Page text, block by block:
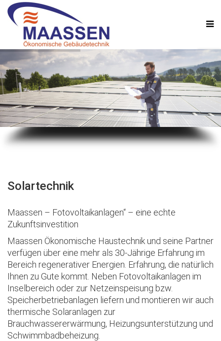
Solartechnik
Maassen – Fotovoltaikanlagen“ – eine echte
Zukunftsinvestition
Maassen Ökonomische Haustechnik und seine Partner
verfügen über eine mehr als 30-Jährige Erfahrung im
Bereich regenerativer Energien. Erfahrung, die natürlich
Ihnen zu Gute kommt. Neben Fotovoltaikanlagen im
Inselbereich oder zur Netzeinspeisung bzw.
Speicherbetriebanlagen liefern und montieren wir auch
thermische Solaranlagen zur
Brauchwassererwärmung, Heizungsunterstützung und
Schwimmbadbeheizung.